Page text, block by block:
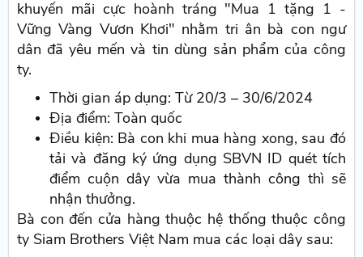
khuyến mãi cực hoành tráng "Mua 1 tặng 1 -
Vững Vàng Vươn Khơi" nhằm tri ân bà con ngư
dân đã yêu mến và tin dùng sản phẩm của công
ty.
Thời gian áp dụng: Từ 20/3 – 30/6/2024
Địa điểm: Toàn quốc
Điều kiện: Bà con khi mua hàng xong, sau đó
tải và đăng ký ứng dụng SBVN ID quét tích
điểm cuộn dây vừa mua thành công thì sẽ
nhận thưởng.
Bà con đến cửa hàng thuộc hệ thống thuộc công
ty Siam Brothers Việt Nam mua các loại dây sau: